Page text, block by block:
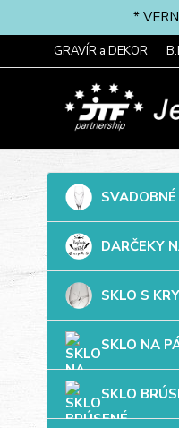
*
GRAVÍR a DEKOR
DARČEKY
SKLO S
SKLO NA
SKLO